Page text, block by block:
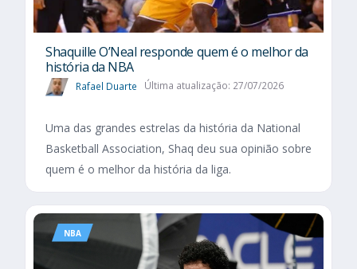
Shaquille O’Neal responde quem é o melhor da
história da NBA
Rafael Duarte Última atualização: 27/07/2026
Uma das grandes estrelas da história da National
Basketball Association, Shaq deu sua opinião sobre
quem é o melhor da história da liga.
NBA